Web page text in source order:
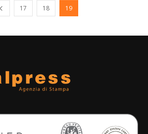
17 18 19